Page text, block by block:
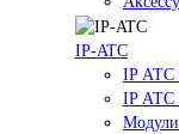
IP-ATC
IP АТС
IP АТС